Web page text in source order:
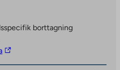
borttagning
The